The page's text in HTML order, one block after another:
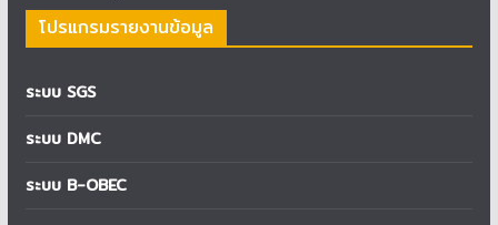
โปรแกรมรายงานข้อมูล
ระบบ SGS
ระบบ DMC
ระบบ B-OBEC